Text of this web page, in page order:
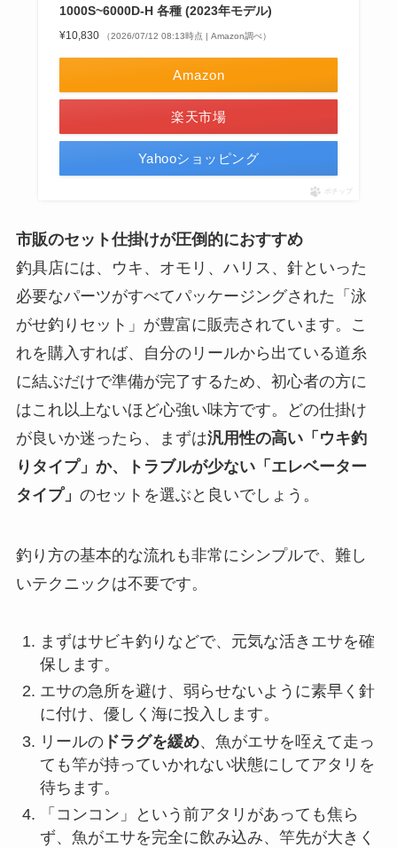
1000S~6000D-H 各種 (2023年モデル)
¥10,830 （2026/07/12 08:13時点 | Amazon調べ）
Amazon
楽天市場
Yahooショッピング
ポチップ
市販のセット仕掛けが圧倒的におすすめ
釣具店には、ウキ、オモリ、ハリス、針といった
必要なパーツがすべてパッケージングされた「泳
がせ釣りセット」が豊富に販売されています。こ
れを購入すれば、自分のリールから出ている道糸
に結ぶだけで準備が完了するため、初心者の方に
はこれ以上ないほど心強い味方です。どの仕掛け
が良いか迷ったら、まずは汎用性の高い「ウキ釣
りタイプ」か、トラブルが少ない「エレベーター
タイプ」 のセットを選ぶと良いでしょう。
釣り方の基本的な流れも非常にシンプルで、難し
いテクニックは不要です。
まずはサビキ釣りなどで、元気な活きエサを確
保します。
エサの急所を避け、弱らせないように素早く針
に付け、優しく海に投入します。
リールのドラグを緩め、魚がエサを咥えて走っ
ても竿が持っていかれない状態にしてアタリを
待ちます。
「コンコン」という前アタリがあっても焦ら
ず、魚がエサを完全に飲み込み、竿先が大きく